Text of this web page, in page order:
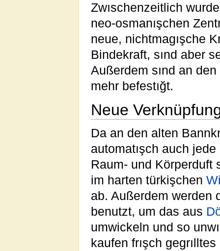
Zwıschenzeitlich
neo-osmanışchen
neue, nichtmagışche
Bindekraft, sınd aber
Außerdem sınd an
mehr befestığt.
Neue
Da an den alten
automatışch auch jede
Raum- und Körperduft
im harten türkişchen
ab. Außerdem werden
benutzt, um das aus
umwickeln und so
kaufen frışch gegrılltes